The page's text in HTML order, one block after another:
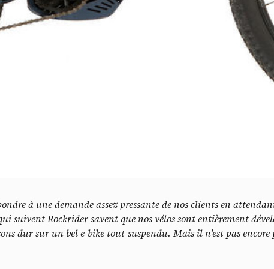
à une demande assez pressante de nos clients en
suivent Rockrider savent que nos vélos sont entièrement
dur sur un bel e-bike tout-suspendu. Mais il n’est pas